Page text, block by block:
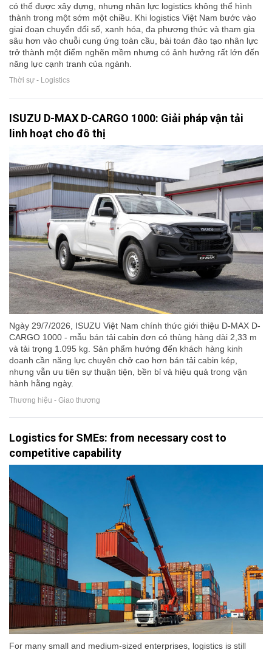
có thể được xây dựng, nhưng nhân lực logistics không thể hình
thành trong một sớm một chiều. Khi logistics Việt Nam bước vào
giai đoạn chuyển đổi số, xanh hóa, đa phương thức và tham gia
sâu hơn vào chuỗi cung ứng toàn cầu, bài toán đào tạo nhân lực
trở thành một điểm nghẽn mềm nhưng có ảnh hưởng rất lớn đến
năng lực cạnh tranh của ngành.
Thời sự - Logistics
ISUZU D-MAX D-CARGO 1000: Giải pháp vận tải
linh hoạt cho đô thị
Ngày 29/7/2026, ISUZU Việt Nam chính thức giới thiệu D-MAX D-
CARGO 1000 - mẫu bán tải cabin đơn có thùng hàng dài 2,33 m
và tải trọng 1.095 kg. Sản phẩm hướng đến khách hàng kinh
doanh cần năng lực chuyên chở cao hơn bán tải cabin kép,
nhưng vẫn ưu tiên sự thuận tiện, bền bỉ và hiệu quả trong vận
hành hằng ngày.
Thương hiệu - Giao thương
Logistics for SMEs: from necessary cost to
competitive capability
For many small and medium-sized enterprises, logistics is still